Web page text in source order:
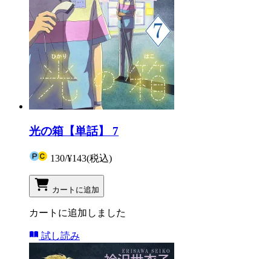
光の箱【単話】 7
130/¥143(税込)
カートに追加
カートに追加しました
試し読み